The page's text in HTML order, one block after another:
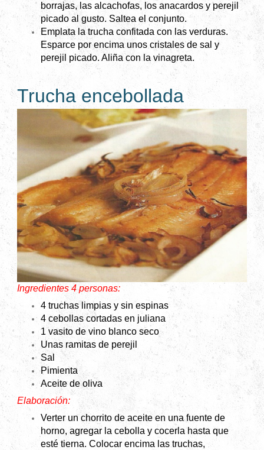
borrajas, las alcachofas, los anacardos y perejil
picado al gusto. Saltea el conjunto.
Emplata la trucha confitada con las verduras.
Esparce por encima unos cristales de sal y
perejil picado. Aliña con la vinagreta.
Trucha encebollada
Ingredientes 4 personas:
4 truchas limpias y sin espinas
4 cebollas cortadas en juliana
1 vasito de vino blanco seco
Unas ramitas de perejil
Sal
Pimienta
Aceite de oliva
Elaboración:
Verter un chorrito de aceite en una fuente de
horno, agregar la cebolla y cocerla hasta que
esté tierna. Colocar encima las truchas,